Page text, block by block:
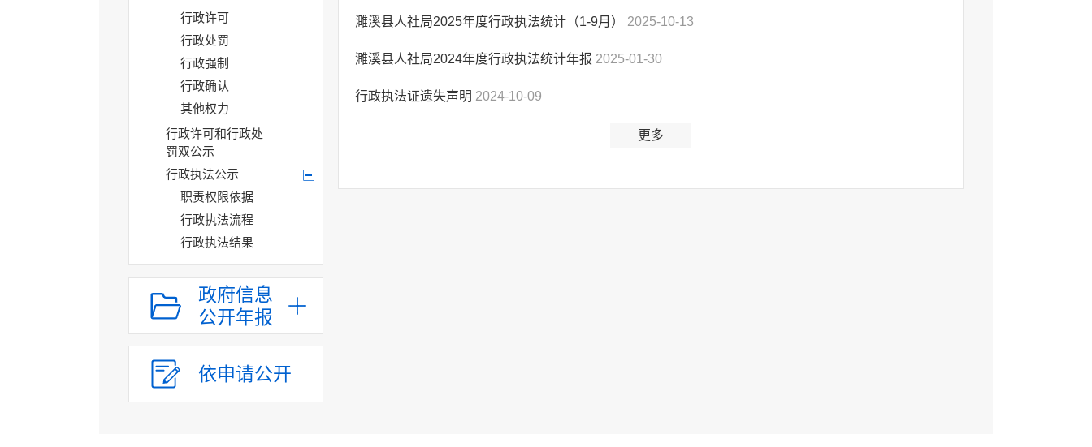
行政许可
行政处罚
行政强制
行政确认
其他权力
行政许可和行政处
罚双公示
行政执法公示
职责权限依据
行政执法流程
行政执法结果
“双随机一公开”
网上政务服务
招标采购
新闻发布
上级政策解读
本级政策解读
政府信息
公开年报
依申请公开
濉溪县人社局2025年度行政执法统计（1-9月） 2025-10-13
濉溪县人社局2024年度行政执法统计年报 2025-01-30
行政执法证遗失声明 2024-10-09
更多